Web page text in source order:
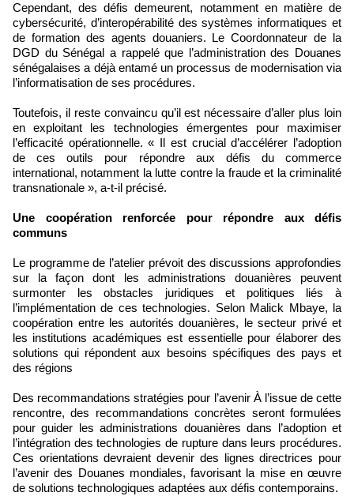
Cependant, des défis demeurent, notamment en matière de
cybersécurité, d’interopérabilité des systèmes informatiques et
de formation des agents douaniers. Le Coordonnateur de la
DGD du Sénégal a rappelé que l’administration des Douanes
sénégalaises a déjà entamé un processus de modernisation via
l’informatisation de ses procédures.
Toutefois, il reste convaincu qu’il est nécessaire d’aller plus loin
en exploitant les technologies émergentes pour maximiser
l’efficacité opérationnelle. « Il est crucial d’accélérer l’adoption
de ces outils pour répondre aux défis du commerce
international, notamment la lutte contre la fraude et la criminalité
transnationale », a-t-il précisé.
Une coopération renforcée pour répondre aux défis
communs
Le programme de l’atelier prévoit des discussions approfondies
sur la façon dont les administrations douanières peuvent
surmonter les obstacles juridiques et politiques liés à
l’implémentation de ces technologies. Selon Malick Mbaye, la
coopération entre les autorités douanières, le secteur privé et
les institutions académiques est essentielle pour élaborer des
solutions qui répondent aux besoins spécifiques des pays et
des régions
Des recommandations stratégies pour l’avenir À l’issue de cette
rencontre, des recommandations concrètes seront formulées
pour guider les administrations douanières dans l’adoption et
l’intégration des technologies de rupture dans leurs procédures.
Ces orientations devraient devenir des lignes directrices pour
l’avenir des Douanes mondiales, favorisant la mise en œuvre
de solutions technologiques adaptées aux défis contemporains.